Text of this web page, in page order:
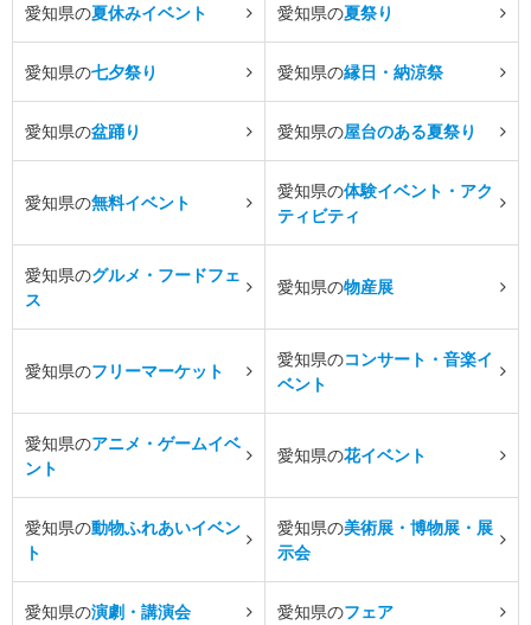
愛知県の夏休みイベント 愛知県の夏祭り
愛知県の七夕祭り 愛知県の縁日・納涼祭
愛知県の盆踊り 愛知県の屋台のある夏祭り
愛知県の無料イベント
愛知県の体験イベント・アク
ティビティ
愛知県のグルメ・フードフェ
ス
愛知県の物産展
愛知県のフリーマーケット
愛知県のコンサート・音楽イ
ベント
愛知県のアニメ・ゲームイベ
ント
愛知県の花イベント
愛知県の動物ふれあいイベン
ト
愛知県の美術展・博物展・展
示会
愛知県の演劇・講演会 愛知県のフェア